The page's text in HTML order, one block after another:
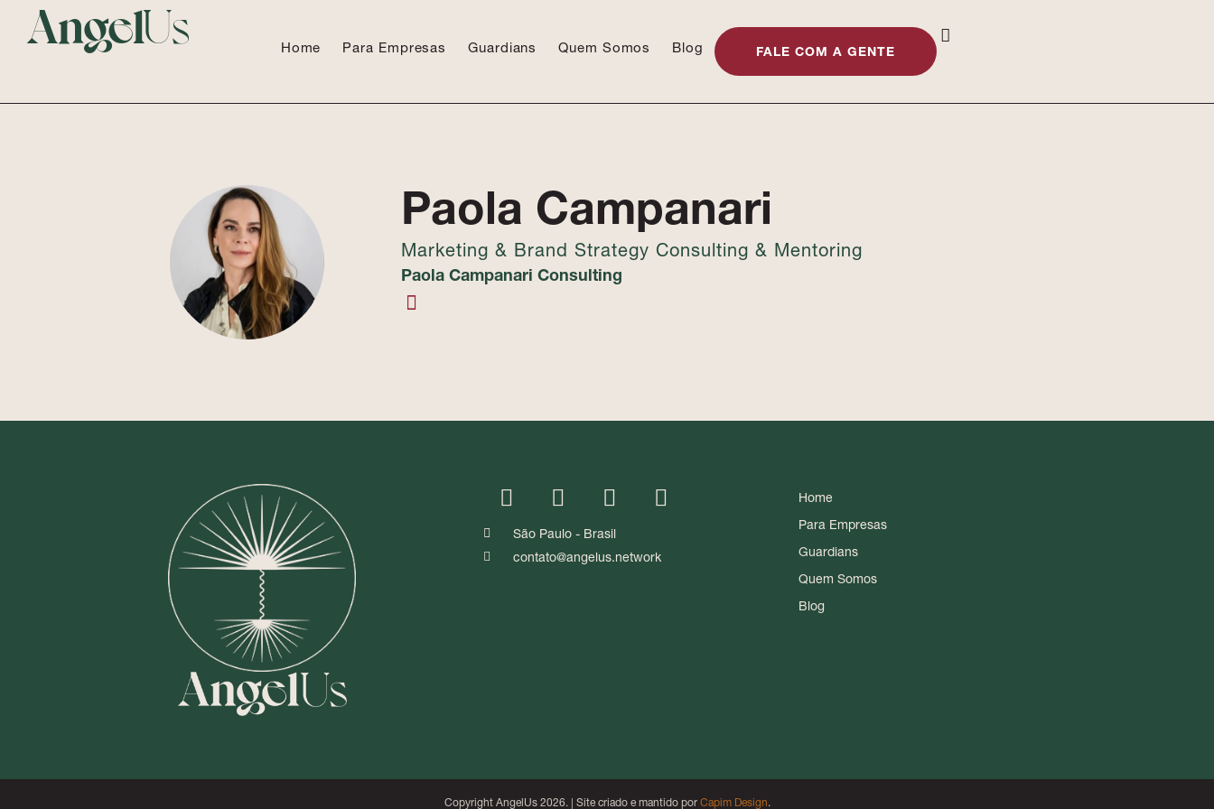
AngelUs Home Para Empresas Guardians Quem Somos Blog FALE COM A GENTE
Paola Campanari
Marketing & Brand Strategy Consulting & Mentoring
Paola Campanari Consulting
São Paulo - Brasil
contato@angelus.network
Home
Para Empresas
Guardians
Quem Somos
Blog
Copyright AngelUs 2026. | Site criado e mantido por Capim Design.